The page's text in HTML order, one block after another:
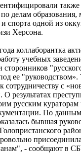
также
делам
спорта одной из
Херсона.
коллаборантка
учебных
сторонников
ее
сотрудничеству с
О результатах
русским кураторам
По данным
бывшая
- сообщают в